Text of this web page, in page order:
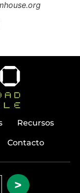
Recursos
Contacto
>